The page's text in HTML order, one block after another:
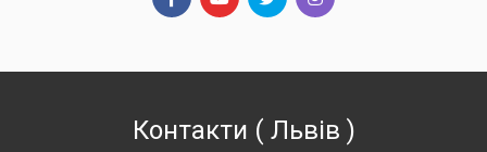
Контакти ( Львів )